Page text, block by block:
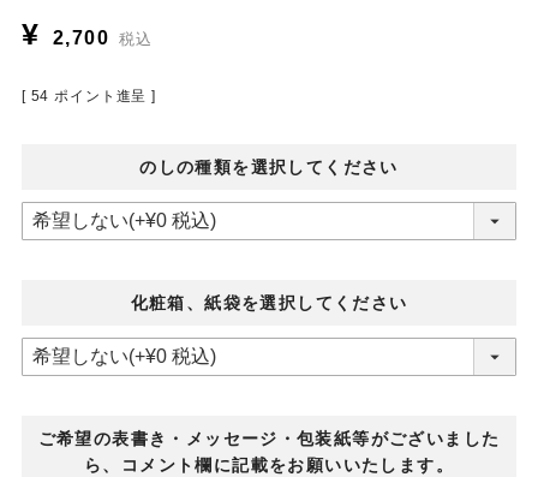
¥ 2,700 税込
[ 54 ポイント進呈 ]
のしの種類を選択してください
化粧箱、紙袋を選択してください
ご希望の表書き・メッセージ・包装紙等がございました
ら、コメント欄に記載をお願いいたします。